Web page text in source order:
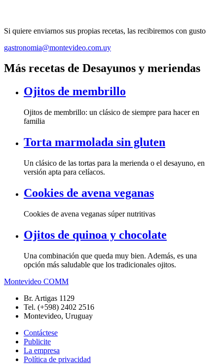
Si quiere enviarnos sus propias recetas, las recibiremos con gusto
gastronomia@montevideo.com.uy
Más recetas de Desayunos y meriendas
Ojitos de membrillo
Ojitos de membrillo: un clásico de siempre para hacer en
familia
Torta marmolada sin gluten
Un clásico de las tortas para la merienda o el desayuno, en
versión apta para celíacos.
Cookies de avena veganas
Cookies de avena veganas súper nutritivas
Ojitos de quinoa y chocolate
Una combinación que queda muy bien. Además, es una
opción más saludable que los tradicionales ojitos.
Montevideo COMM
Br. Artigas 1129
Tel. (+598) 2402 2516
Montevideo, Uruguay
Contáctese
Publicite
La empresa
Política de privacidad